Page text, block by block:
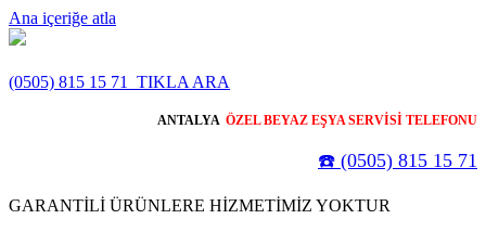
Ana içeriğe atla
(0505) 815 15 71 TIKLA ARA
ANTALYA ÖZEL BEYAZ EŞYA SERVİSİ TELEFONU
☎️ (0505) 815 15 71
GARANTİLİ ÜRÜNLERE HİZMETİMİZ YOKTUR